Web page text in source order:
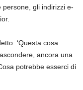
gli indirizzi e-
‘Questa cosa
ancora una
potrebbe esserci di